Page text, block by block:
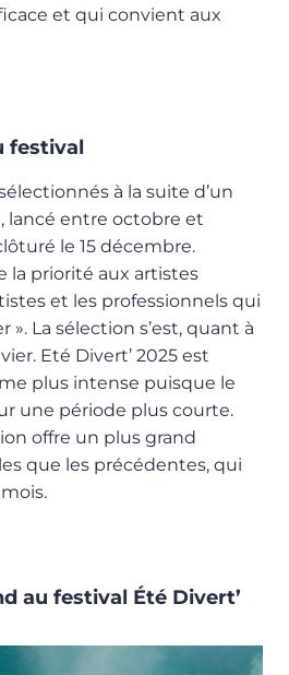
et qui convient aux
festival
à la suite d’un
lancé entre octobre et
le 15 décembre.
la priorité aux artistes
et les professionnels qui
». La sélection s’est, quant à
Eté Divert’ 2025 est
plus intense puisque le
une période plus courte.
offre un plus grand
que les précédentes, qui
au festival Été Divert’